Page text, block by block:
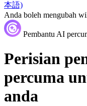
本語)
Anda boleh mengubah
Pembantu AI
Perisian
percuma
anda